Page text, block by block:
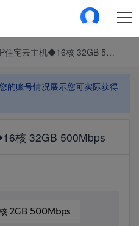
德国双ISP住宅云主机◆16核 32GB 500Mbps
的账号情况展示您可实际获得
核 32GB 500Mbps
2GB 500Mbps